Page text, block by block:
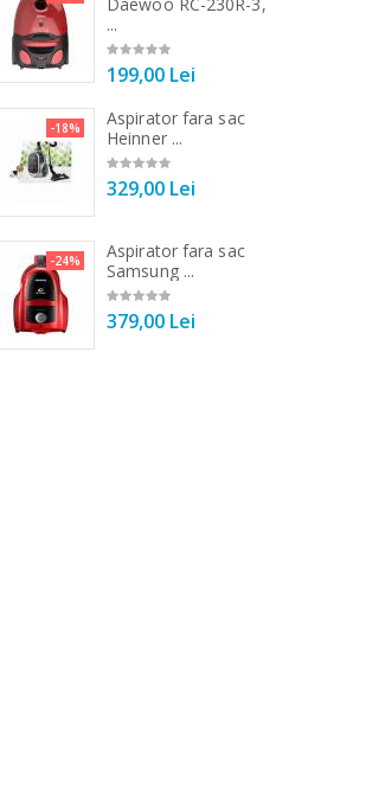
...
199,00 Lei
-18%
Aspirator fara sac
Heinner ...
329,00 Lei
-24%
Aspirator fara sac
Samsung ...
379,00 Lei